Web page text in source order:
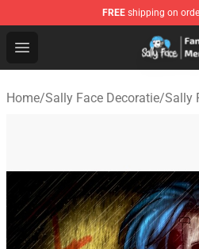
FREE shipping on
Open menu
Sally Face Store - Official
Home/Sally Face Decoratie/Sally